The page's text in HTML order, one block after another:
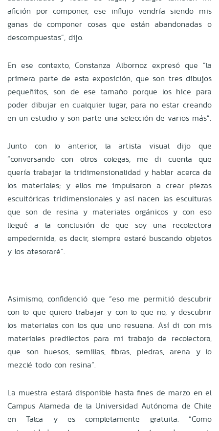
afición por componer, ese influjo vendría siendo mis
ganas de componer cosas que están abandonadas o
descompuestas”, dijo.
En ese contexto, Constanza Albornoz expresó que “la
primera parte de esta exposición, que son tres dibujos
pequeñitos, son de ese tamaño porque los hice para
poder dibujar en cualquier lugar, para no estar creando
en un estudio y son parte una selección de varios más”.
Junto con lo anterior, la artista visual dijo que
“conversando con otros colegas, me di cuenta que
quería trabajar la tridimensionalidad y hablar acerca de
los materiales; y ellos me impulsaron a crear piezas
escultóricas tridimensionales y así nacen las esculturas
que son de resina y materiales orgánicos y con eso
llegué a la conclusión de que soy una recolectora
empedernida, es decir, siempre estaré buscando objetos
y los atesoraré”.
Asimismo, confidenció que “eso me permitió descubrir
con lo que quiero trabajar y con lo que no, y descubrir
los materiales con los que uno resuena. Así di con mis
materiales predilectos para mi trabajo de recolectora,
que son huesos, semillas, fibras, piedras, arena y lo
mezclé todo con resina”.
La muestra estará disponible hasta fines de marzo en el
Campus Alameda de la Universidad Autónoma de Chile
en Talca y es completamente gratuita. “Como